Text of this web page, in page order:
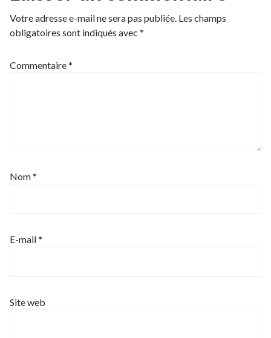
Votre adresse e-mail ne sera pas publiée. Les champs
obligatoires sont indiqués avec *
Commentaire*
Nom*
E-mail*
Site web